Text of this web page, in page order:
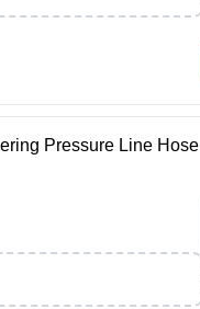
Pressure Line Hose